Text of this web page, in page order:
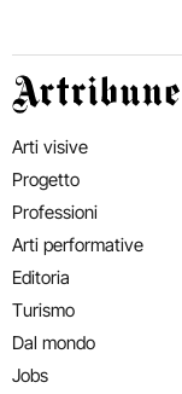
Artribune
Arti visive
Progetto
Professioni
Arti performative
Editoria
Turismo
Dal mondo
Jobs